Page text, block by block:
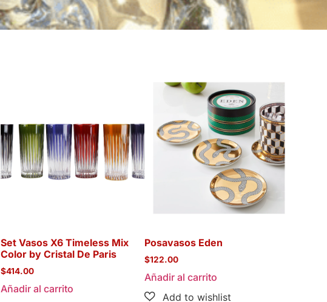
Set Vasos X6 Timeless Mix
Color by Cristal De Paris
$414.00
Añadir al carrito
Posavasos Eden
$122.00
Añadir al carrito